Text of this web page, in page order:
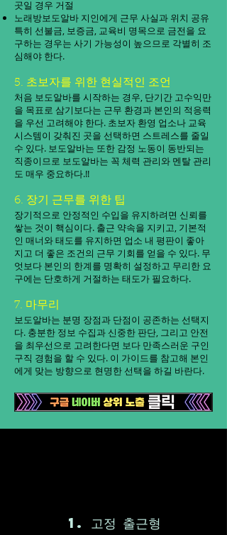
곳일 경우 거절
노래방보도알바 지인에게 근무 사실과 위치 공유
특히 선불금, 보증금, 교육비 명목으로 금전을 요
구하는 경우는 사기 가능성이 높으므로 각별히 조
심해야 한다.
5. 초보자를 위한 현실적인 조언
처음 보도알바를 시작하는 경우, 단기간 고수익만
을 목표로 삼기보다는 근무 환경과 본인의 적응력
을 우선 고려해야 한다. 초보자 환영 업소나 교육
시스템이 갖춰진 곳을 선택하면 스트레스를 줄일
수 있다. 보도알바는 또한 감정 노동이 동반되는
직종이므로 보도알바는 꼭 체력 관리와 멘탈 관리
도 매우 중요하다.!!
6. 장기 근무를 위한 팁
장기적으로 안정적인 수입을 유지하려면 신뢰를
쌓는 것이 핵심이다. 출근 약속을 지키고, 기본적
인 매너와 태도를 유지하면 업소 내 평판이 좋아
지고 더 좋은 조건의 근무 기회를 얻을 수 있다. 무
엇보다 본인의 한계를 명확히 설정하고 무리한 요
구에는 단호하게 거절하는 태도가 필요하다.
7. 마무리
보도알바는 분명 장점과 단점이 공존하는 선택지
다. 충분한 정보 수집과 신중한 판단, 그리고 안전
을 최우선으로 고려한다면 보다 만족스러운 구인
구직 경험을 할 수 있다. 이 가이드를 참고해 본인
에게 맞는 방향으로 현명한 선택을 하길 바란다.
1. 고정 출근형